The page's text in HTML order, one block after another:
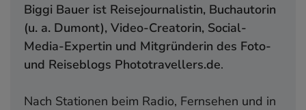
Biggi Bauer ist Reisejournalistin, Buchautorin
(u. a. Dumont), Video-Creatorin, Social-
Media-Expertin und Mitgründerin des Foto-
und Reiseblogs Phototravellers.de.
Nach Stationen beim Radio, Fernsehen und in